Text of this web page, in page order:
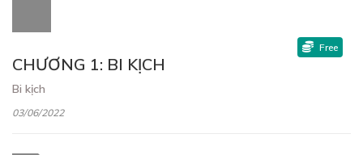
CHƯƠNG 1: BI KỊCH
Bi kịch
03/06/2022
Free